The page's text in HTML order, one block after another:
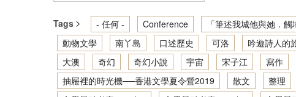
Tags - 任何 - Conference 「筆述我城他與她．
動物文學
南丫島 口述歷史 可洛 吟遊詩人的
大澳
奇幻 奇幻小說 宇宙 宋子江 寫作
抽屜裡的時光機──香港文學夏令營2019
散文 整理